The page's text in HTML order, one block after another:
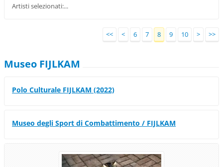
Artisti selezionati:...
<< < 6 7 8 9 10 > >>
Museo FIJLKAM
Polo Culturale FIJLKAM (2022)
Museo degli Sport di Combattimento / FIJLKAM